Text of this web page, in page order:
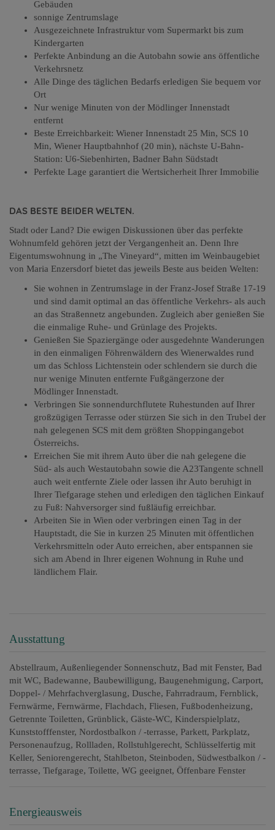
Gebäuden
sonnige Zentrumslage
Ausgezeichnete Infrastruktur vom Supermarkt bis zum
Kindergarten
Perfekte Anbindung an die Autobahn sowie ans öffentliche
Verkehrsnetz
Alle Dinge des täglichen Bedarfs erledigen Sie bequem vor
Ort
Nur wenige Minuten von der Mödlinger Innenstadt
entfernt
Beste Erreichbarkeit: Wiener Innenstadt 25 Min, SCS 10
Min, Wiener Hauptbahnhof (20 min), nächste U-Bahn-
Station: U6-Siebenhirten, Badner Bahn Südstadt
Perfekte Lage garantiert die Wertsicherheit Ihrer Immobilie
DAS BESTE BEIDER WELTEN.
Stadt oder Land? Die ewigen Diskussionen über das perfekte
Wohnumfeld gehören jetzt der Vergangenheit an. Denn Ihre
Eigentumswohnung in „The Vineyard“, mitten im Weinbaugebiet
von Maria Enzersdorf bietet das jeweils Beste aus beiden Welten:
Sie wohnen in Zentrumslage in der Franz-Josef Straße 17-19
und sind damit optimal an das öffentliche Verkehrs- als auch
an das Straßennetz angebunden. Zugleich aber genießen Sie
die einmalige Ruhe- und Grünlage des Projekts.
Genießen Sie Spaziergänge oder ausgedehnte Wanderungen
in den einmaligen Föhrenwäldern des Wienerwaldes rund
um das Schloss Lichtenstein oder schlendern sie durch die
nur wenige Minuten entfernte Fußgängerzone der
Mödlinger Innenstadt.
Verbringen Sie sonnendurchflutete Ruhestunden auf Ihrer
großzügigen Terrasse oder stürzen Sie sich in den Trubel der
nah gelegenen SCS mit dem größten Shoppingangebot
Österreichs.
Erreichen Sie mit ihrem Auto über die nah gelegene die
Süd- als auch Westautobahn sowie die A23Tangente schnell
auch weit entfernte Ziele oder lassen ihr Auto beruhigt in
Ihrer Tiefgarage stehen und erledigen den täglichen Einkauf
zu Fuß: Nahversorger sind fußläufig erreichbar.
Arbeiten Sie in Wien oder verbringen einen Tag in der
Hauptstadt, die Sie in kurzen 25 Minuten mit öffentlichen
Verkehrsmitteln oder Auto erreichen, aber entspannen sie
sich am Abend in Ihrer eigenen Wohnung in Ruhe und
ländlichem Flair.
Ausstattung
Abstellraum Außenliegender Sonnenschutz Bad mit Fenster Bad
mit WC
Badewanne Baubewilligung Baugenehmigung Carport
Doppel- / Mehrfachverglasung
Dusche Fahrradraum
Fernblick
Fernwärme
Fernwärme Flachdach Fliesen
Fußbodenheizung
Getrennte Toiletten Grünblick Gäste-WC
Kinderspielplatz
Kunststofffenster Nordostbalkon / -terrasse Parkett Parkplatz
Personenaufzug
Rollladen Rollstuhlgerecht Schlüsselfertig mit
Keller Seniorengerecht Stahlbeton Steinboden
Südwestbalkon / -
terrasse Tiefgarage Toilette WG geeignet Öffenbare Fenster
Energieausweis